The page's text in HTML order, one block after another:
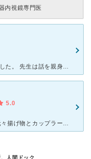
内視鏡専門医
血便が数日続き、心配になって受診しました。 先生は話を親身に聞いてくださり、人生で初めての大腸カメラを受けることになりました。 検査の準備の説明を看護師さんが、初めての私にもわかりやすく親切に教え
5.0
以前から胸焼けがあり受診しました。 元々揚げ物とカップラーメンが好きで、そのせいかなとは思いつつ、病気だったらどうしようとなかなか胃カメラを受けずにいました。 実際に胃カメラをしてみて、鎮静剤のお
人間ドック